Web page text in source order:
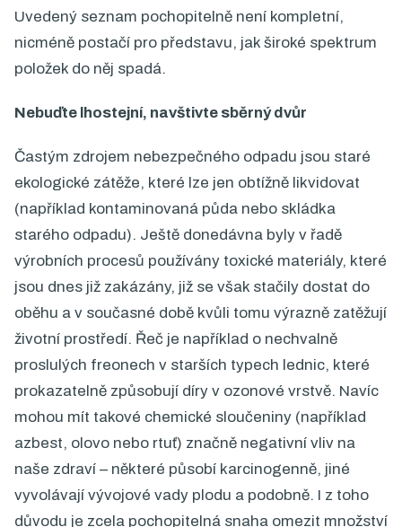
Uvedený seznam pochopitelně není kompletní,
nicméně postačí pro představu, jak široké spektrum
položek do něj spadá.
Nebuďte lhostejní, navštivte sběrný dvůr
Častým zdrojem nebezpečného odpadu jsou staré
ekologické zátěže, které lze jen obtížně likvidovat
(například kontaminovaná půda nebo skládka
starého odpadu). Ještě donedávna byly v řadě
výrobních procesů používány toxické materiály, které
jsou dnes již zakázány, již se však stačily dostat do
oběhu a v současné době kvůli tomu výrazně zatěžují
životní prostředí. Řeč je například o nechvalně
proslulých freonech v starších typech lednic, které
prokazatelně způsobují díry v ozonové vrstvě. Navíc
mohou mít takové chemické sloučeniny (například
azbest, olovo nebo rtuť) značně negativní vliv na
naše zdraví – některé působí karcinogenně, jiné
vyvolávají vývojové vady plodu a podobně. I z toho
důvodu je zcela pochopitelná snaha omezit množství